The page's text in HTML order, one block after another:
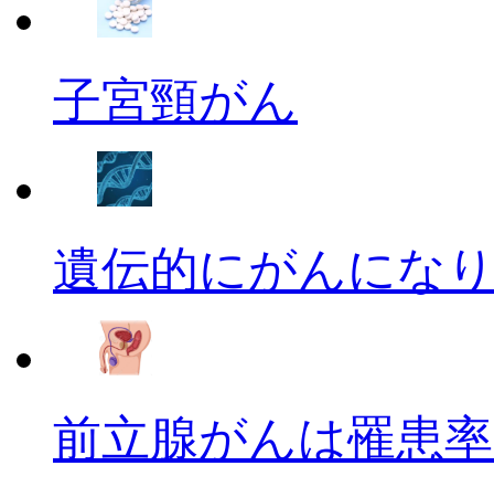
子宮頸がん
遺伝的にがんにな
前立腺がんは罹患